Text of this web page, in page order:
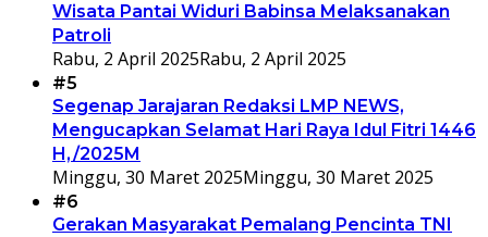
Wisata Pantai Widuri Babinsa Melaksanakan
Patroli
Rabu, 2 April 2025Rabu, 2 April 2025
#5
Segenap Jarajaran Redaksi LMP NEWS,
Mengucapkan Selamat Hari Raya Idul Fitri 1446
H,/2025M
Minggu, 30 Maret 2025Minggu, 30 Maret 2025
#6
Gerakan Masyarakat Pemalang Pencinta TNI